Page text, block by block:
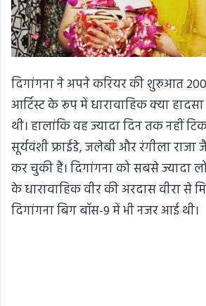
दिगांगना ने अपने करियर की शुरुआत
आर्टिस्ट के रूप में धारावाहिक क्या
थी। हालांकि वह ज्यादा दिन तक नहीं
सूर्यवंशी फ्राईडे, जलेबी और रंगीला राजा
कर चुकी हैं। दिगांगना को सबसे ज्यादा
के धारावाहिक वीर की अरदास वीरा से
दिगांगना बिग बॉस-9 में भी नजर आई थी।